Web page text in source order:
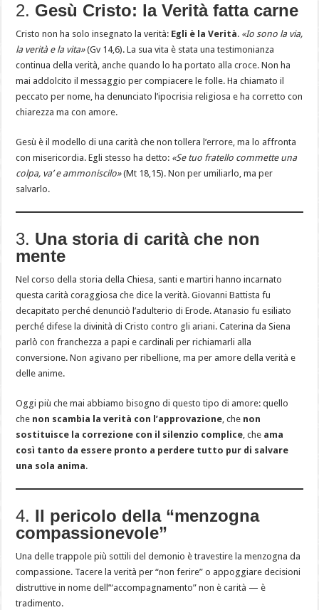
2. Gesù Cristo: la Verità fatta carne
Cristo non ha solo insegnato la verità: Egli è la Verità. «Io sono la via,
la verità e la vita»(Gv 14,6). La sua vita è stata una testimonianza
continua della verità, anche quando lo ha portato alla croce. Non ha
mai addolcito il messaggio per compiacere le folle. Ha chiamato il
peccato per nome, ha denunciato l’ipocrisia religiosa e ha corretto con
chiarezza ma con amore.
Gesù è il modello di una carità che non tollera l’errore, ma lo affronta
con misericordia. Egli stesso ha detto: «Se tuo fratello commette una
colpa, va’ e ammoniscilo»(Mt 18,15). Non per umiliarlo, ma per
salvarlo.
3. Una storia di carità che non
mente
Nel corso della storia della Chiesa, santi e martiri hanno incarnato
questa carità coraggiosa che dice la verità. Giovanni Battista fu
decapitato perché denunciò l’adulterio di Erode. Atanasio fu esiliato
perché difese la divinità di Cristo contro gli ariani. Caterina da Siena
parlò con franchezza a papi e cardinali per richiamarli alla
conversione. Non agivano per ribellione, ma per amore della verità e
delle anime.
Oggi più che mai abbiamo bisogno di questo tipo di amore: quello
che non scambia la verità con l’approvazione, che non
sostituisce la correzione con il silenzio complice, che ama
così tanto da essere pronto a perdere tutto pur di salvare
una sola anima.
4. Il pericolo della “menzogna
compassionevole”
Una delle trappole più sottili del demonio è travestire la menzogna da
compassione. Tacere la verità per “non ferire” o appoggiare decisioni
distruttive in nome dell’“accompagnamento” non è carità — è
tradimento.